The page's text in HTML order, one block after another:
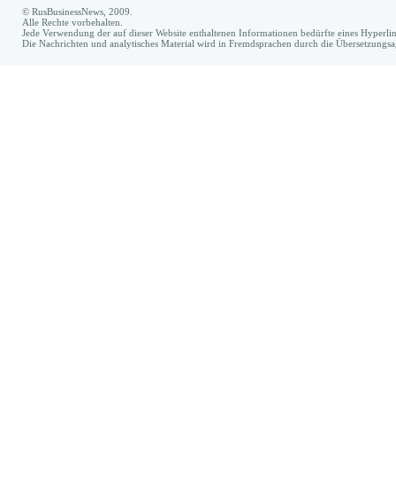
© RusBusinessNews, 2009.
Alle Rechte vorbehalten.
Jede Verwendung der auf dieser Website enthaltenen Informationen bedürfte eines
Die Nachrichten und analytisches Material wird in Fremdsprachen durch die